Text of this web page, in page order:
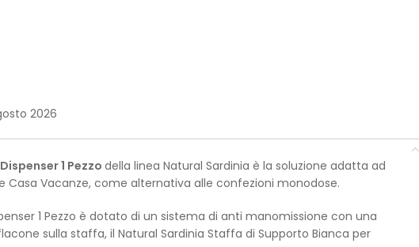
2026
1 Pezzo della linea Natural Sardinia è la soluzione adatta ad
Vacanze, come alternativa alle confezioni monodose.
1 Pezzo è dotato di un sistema di anti manomissione con una
sulla staffa, il Natural Sardinia Staffa di Supporto Bianca per